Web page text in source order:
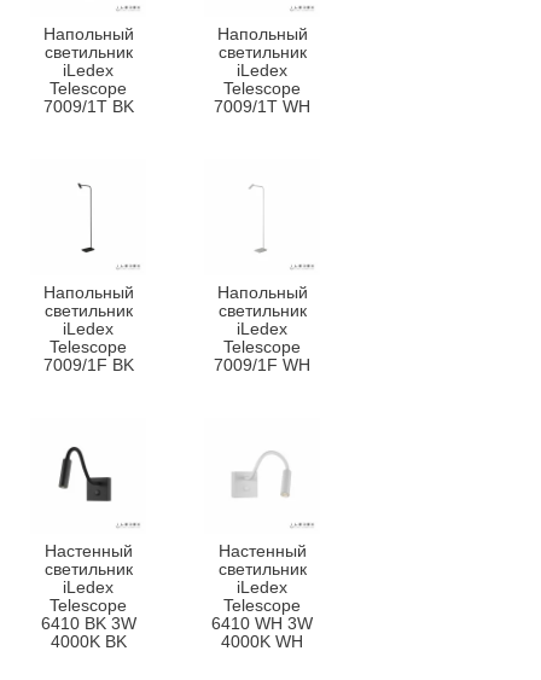
Напольный
светильник
iLedex
Telescope
7009/1T BK
Напольный
светильник
iLedex
Telescope
7009/1T WH
Напольный
светильник
iLedex
Telescope
7009/1F BK
Напольный
светильник
iLedex
Telescope
7009/1F WH
Настенный
светильник
iLedex
Telescope
6410 BK 3W
4000K BK
Настенный
светильник
iLedex
Telescope
6410 WH 3W
4000K WH